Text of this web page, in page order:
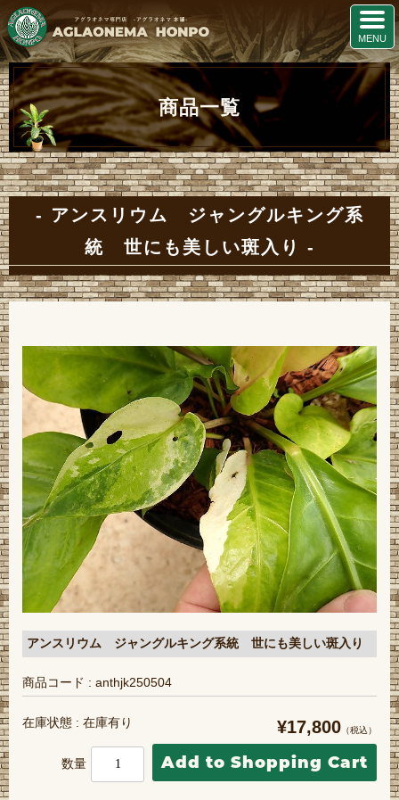
商品一覧
アンスリウム ジャングルキング系
統 世にも美しい斑入り
アンスリウム ジャングルキング系統 世にも美しい斑入り
商品コード : anthjk250504
在庫状態 : 在庫有り ¥17,800 （税込）
数量